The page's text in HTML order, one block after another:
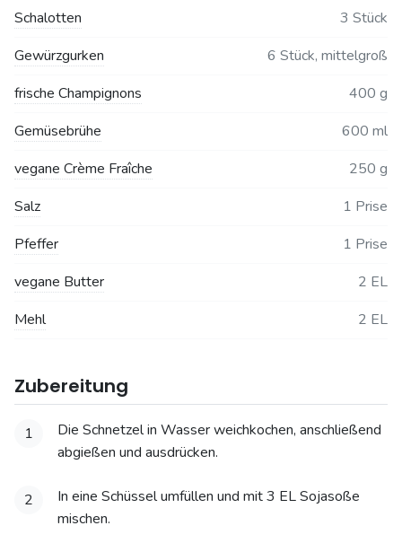
Schalotten
3 Stück
Gewürzgurken
6 Stück, mittelgroß
frische Champignons
400 g
Gemüsebrühe
600 ml
vegane Crème Fraîche
250 g
Salz
1 Prise
Pfeffer
1 Prise
vegane Butter
2 EL
Mehl
2 EL
Zubereitung
1
Die Schnetzel in Wasser weichkochen, anschließend
abgießen und ausdrücken.
2
In eine Schüssel umfüllen und mit 3 EL Sojasoße
mischen.